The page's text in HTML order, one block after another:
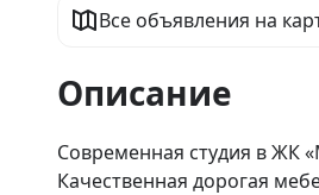
Все объявления на
Описание
Современная студия в ЖК
Качественная дорогая